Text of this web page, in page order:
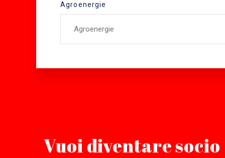
Agroenergie
Agroenergie
Vuoi diventare